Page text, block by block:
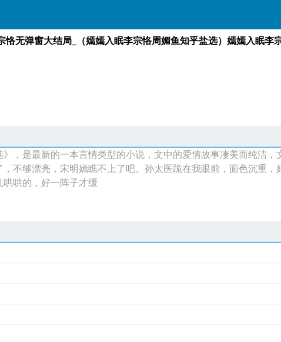
窗大结局_（嫣嫣入眠李宗恪周媚鱼知乎盐选）嫣
无弹窗大结局_（嫣嫣入眠李宗恪周媚鱼知乎盐选）嫣嫣入眠
，是最新的一本言情类型的小说，文中的爱情故事凄美而纯洁
不够漂亮，宋明嫣瞧不上了吧。孙太医跪在我眼前，面色沉重
哄的，好一阵子才缓